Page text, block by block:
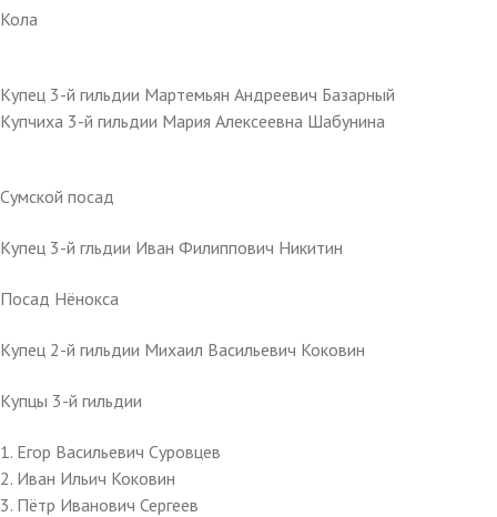
Кола
Купец 3-й гильдии Мартемьян Андреевич Базарный
Купчиха 3-й гильдии Мария Алексеевна Шабунина
Сумской посад
Купец 3-й гльдии Иван Филиппович Никитин
Посад Нёнокса
Купец 2-й гильдии Михаил Васильевич Коковин
Купцы 3-й гильдии
1. Егор Васильевич Суровцев
2. Иван Ильич Коковин
3. Пётр Иванович Сергеев